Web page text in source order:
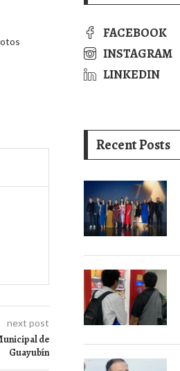
next post
de
Guayubín
FACEBOOK
INSTAGRAM
LINKEDIN
Recent Posts